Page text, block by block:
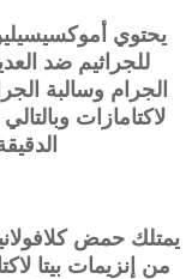
يحتوي
للجراثيم ضد
الجرام وسالبة
لاكتامازات
يمتلك حمض
من إنزيمات بيتا